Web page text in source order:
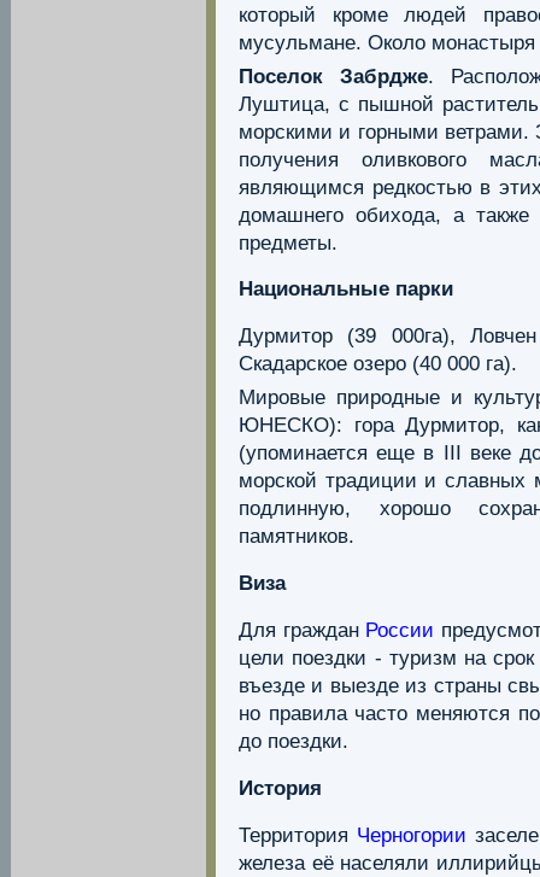
который кроме людей
мусульмане. Около
Поселок Забрдже.
Луштица, с пышной
морскими и горными ветрами.
получения оливкового
являющимся редкостью в
домашнего обихода, а также
предметы.
Национальные парки
Дурмитор (39 000га),
Скадарское озеро (40 000 га).
Мировые природные и
ЮНЕСКО): гора Дурмитор,
(упоминается еще в III веке
морской традиции и славных
подлинную, хорошо
памятников.
Виза
Для граждан России
цели поездки - туризм на
въезде и выезде из страны
но правила часто меняются
до поездки.
История
Территория Черногории
железа её населяли